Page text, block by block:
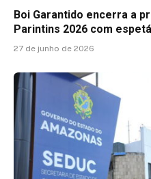
Boi Garantido encerra a
Parintins 2026 com
27 de junho de 2026